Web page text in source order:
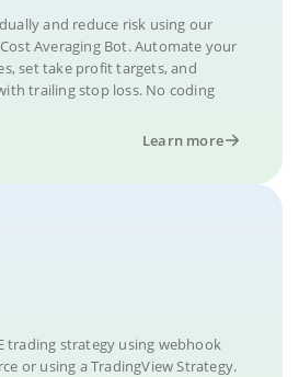
and reduce risk using our
Averaging Bot. Automate your
set take profit targets, and
trailing stop loss. No coding
Learn more
trading strategy using webhook
or using a TradingView Strategy.